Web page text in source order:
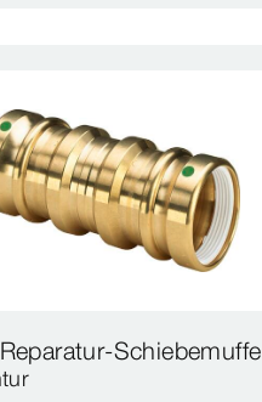
Schiebemuffe